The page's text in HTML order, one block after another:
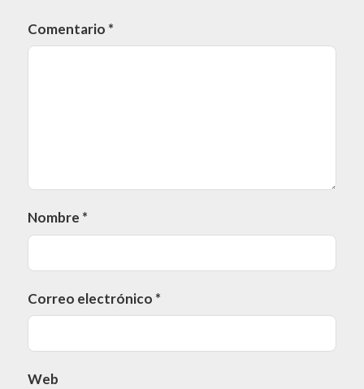
Comentario *
Nombre *
Correo electrónico *
Web